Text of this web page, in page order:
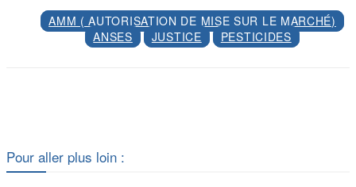
AMM ( AUTORISATION DE MISE SUR LE MARCHÉ)
ANSES
JUSTICE PESTICIDES
Pour aller plus loin :